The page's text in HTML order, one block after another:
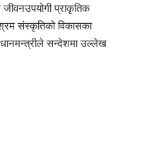
प्राकृतिक
संस्कृतिको विकासका
सन्देशमा उल्लेख